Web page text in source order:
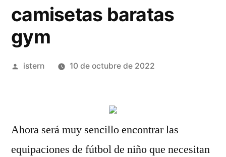
camisetas baratas
gym
Publicado
istern 10 de octubre de 2022
Ahora será muy sencillo encontrar las
equipaciones de fútbol de niño que necesitan